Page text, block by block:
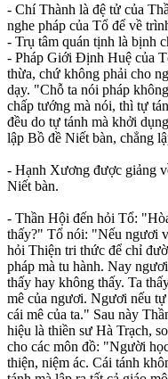
- Chí Thành là đệ tử của
nghe pháp của Tổ để về
- Trụ tâm quán tịnh là bịnh
- Pháp Giới Định Huệ của
thừa, chứ không phải cho
dạy. "Chỗ ta nói pháp
chấp tướng mà nói, thì tự
đều do tự tánh mà khởi
lập Bồ đề Niết bàn, chẳng
- Hạnh Xương được giảng
Niết bàn.
- Thần Hội đến hỏi Tổ:
thấy?" Tổ nói: "Nếu ngươi
hỏi Thiện tri thức để chỉ
pháp mà tu hành. Nay
thấy hay không thấy. Ta
mê của ngươi. Ngươi nếu
cái mê của ta." Sau này
hiệu là thiền sư Hà Trạch,
cho các môn đồ: "Người
thiện, niệm ác. Cái tánh